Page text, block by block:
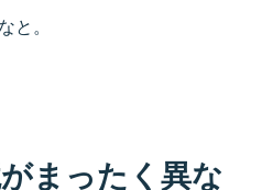
と。
まったく異な